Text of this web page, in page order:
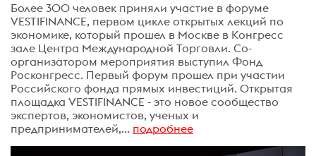
Более 300 человек приняли участие в форуме
VESTIFINANCE, первом цикле открытых лекций по
экономике, который прошел в Москве в Конгресс
зале Центра Международной Торговли. Со-
организатором мероприятия выступил Фонд
Росконгресс. Первый форум прошел при участии
Российского фонда прямых инвестиций. Открытая
площадка VESTIFINANCE - это новое сообщество
экспертов, экономистов, ученых и
предпринимателей,... подробнее